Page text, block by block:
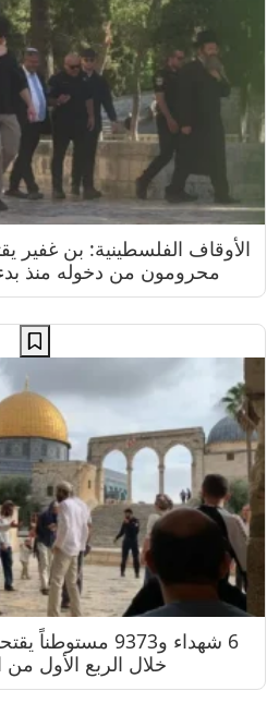
الأوقاف الفلسطينية: بن غفير
محرومون من دخوله منذ
6 شهداء و9373
خلال الربع الأول من